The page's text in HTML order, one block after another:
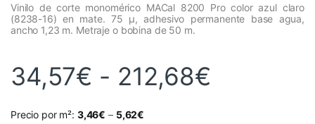
Vinilo de corte monomérico MACal 8200 Pro color azul claro
(8238-16) en mate. 75 µ, adhesivo permanente base agua,
ancho 1,23 m. Metraje o bobina de 50 m.
34,57€ - 212,68€
Precio por m²: 3,46€ – 5,62€